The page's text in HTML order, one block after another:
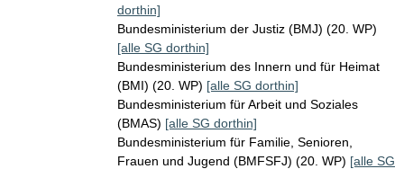
dorthin]
Bundesministerium der Justiz (BMJ) (20. WP)
[alle SG dorthin]
Bundesministerium des Innern und für Heimat
(BMI) (20. WP) [alle SG dorthin]
Bundesministerium für Arbeit und Soziales
(BMAS) [alle SG dorthin]
Bundesministerium für Familie, Senioren,
Frauen und Jugend (BMFSFJ) (20. WP) [alle SG